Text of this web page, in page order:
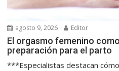
agosto 9, 2026 Editor
El orgasmo femenino
preparación para el parto
***Especialistas destacan